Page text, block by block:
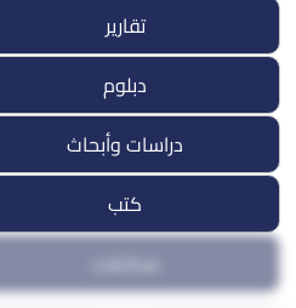
13 يناير, 2026
تقارير
دبلوم
دراسات وأبحاث
كتب
مداخلات